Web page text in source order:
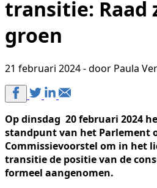
transitie: Raad
groen
21 februari 2024 - door Paula
Op dinsdag 20 februari 2024
standpunt van het Parlement
Commissievoorstel om in het
transitie de positie van de
formeel aangenomen.